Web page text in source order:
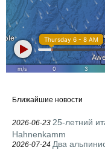
Ближайшие новости
2026-06-23 25-летний
Hahnenkamm
2026-07-24 Два